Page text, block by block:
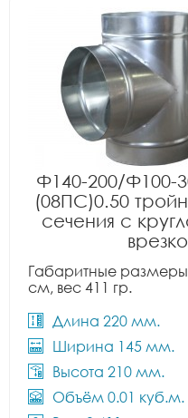
Ф140-200/Ф100-
(08ПС)0.50
сечения с
Габаритные размеры:
см, вес 411 гр.
Длина 220 мм.
Ширина 145 мм.
Высота 210 мм.
Объём 0.01 куб.м.